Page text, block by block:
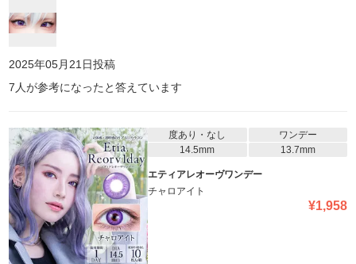
2025年05月21日投稿
7 人が参考になったと答えています
度あり・なし
ワンデー
14.5mm
13.7mm
エティアレオーヴワンデー
チャロアイト
¥1,958